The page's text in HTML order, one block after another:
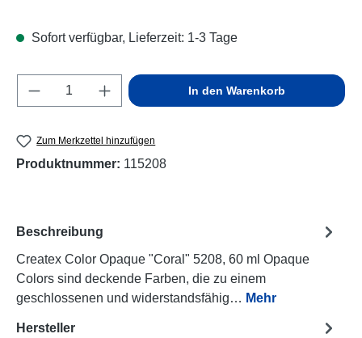
Sofort verfügbar, Lieferzeit: 1-3 Tage
Produkt Anzahl: Gib den gewünschten
In den Warenkorb
Zum Merkzettel hinzufügen
Produktnummer: 115208
Beschreibung
Createx Color Opaque "Coral" 5208, 60 ml Opaque
Colors sind deckende Farben, die zu einem
geschlossenen und widerstandsfähig… Mehr
Hersteller